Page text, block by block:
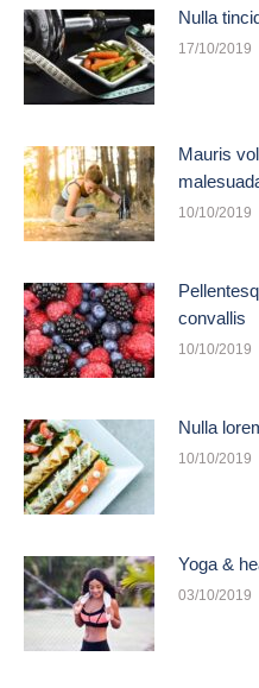
Nulla
17/10/2019
Mauris
10/10/2019
convallis
10/10/2019
Nulla
10/10/2019
Yoga &
03/10/2019